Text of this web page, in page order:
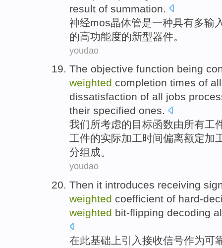
result of summation
神经mos晶体管是一种具有多输
的高功能度的新型器件。
youdao
The objective function being
weighted completion times of all
dissatisfaction of all jobs
their specified ones.
我们所考虑的目标函数由所有工
工件的实际加工时间偏离额定加
分组成。
youdao
Then it introduces receiving
weighted coefficient of hard-
weighted bit-flipping decoding
在此基础 上引入接收信号作为可